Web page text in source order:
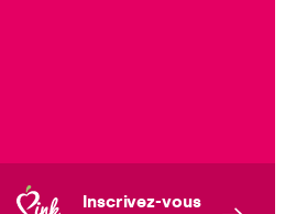
Inscrivez-vous